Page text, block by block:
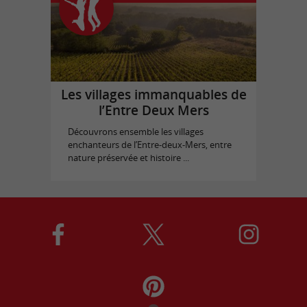
Les villages immanquables de
l’Entre Deux Mers
Découvrons ensemble les villages
enchanteurs de l’Entre-deux-Mers, entre
nature préservée et histoire ...